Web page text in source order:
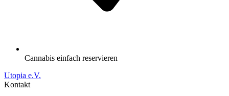
Cannabis einfach reservieren
Utopia e.V.
Kontakt